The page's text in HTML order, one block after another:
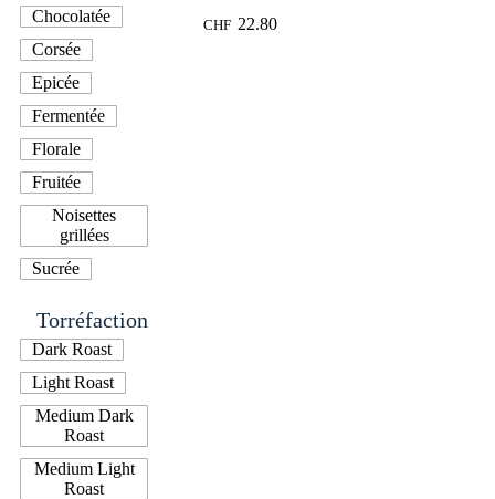
Chocolatée
Corsée
Epicée
Fermentée
Florale
Fruitée
Noisettes
grillées
Sucrée
Torréfaction
Dark Roast
Light Roast
Medium Dark
Roast
Medium Light
Roast
CHF 22.80